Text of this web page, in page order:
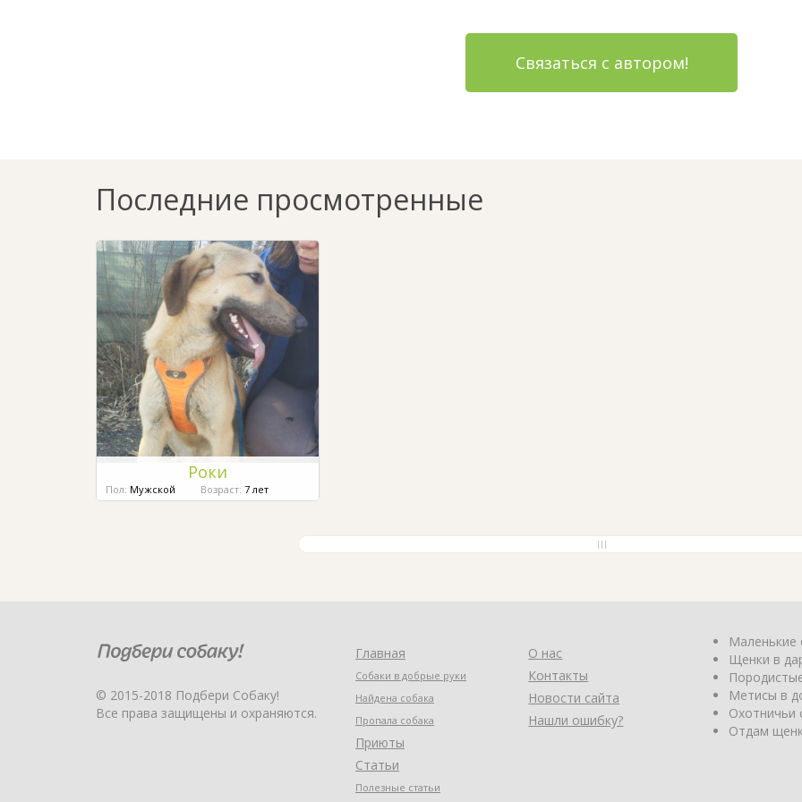
Связаться с автором!
Последние просмотренные
Роки
Пол: Мужской Возраст: 7 лет
© 2015-2018 Подбери Собаку!
Все права защищены и охраняются.
Главная
Собаки в добрые руки
Найдена собака
Пропала собака
Приюты
Статьи
Полезные статьи
О нас
Контакты
Новости сайта
Нашли ошибку?
Маленькие
Щенки в
Метисы в
Охотничьи
Отдам